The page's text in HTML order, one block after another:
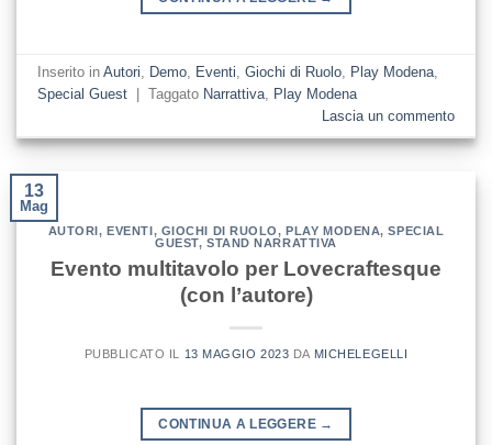
Inserito inAutori, Demo, Eventi,Giochi di Ruolo, Play Modena,
Special Guest
Taggato Narrattiva, Play Modena
Lascia un commento
13
Mag
AUTORI,EVENTI, GIOCHI DI RUOLO,PLAY MODENA,SPECIAL
GUEST, STAND NARRATTIVA
Evento multitavolo per Lovecraftesque
(con l’autore)
PUBBLICATO IL 13 MAGGIO 2023 DA MICHELEGELLI
CONTINUA A LEGGERE →